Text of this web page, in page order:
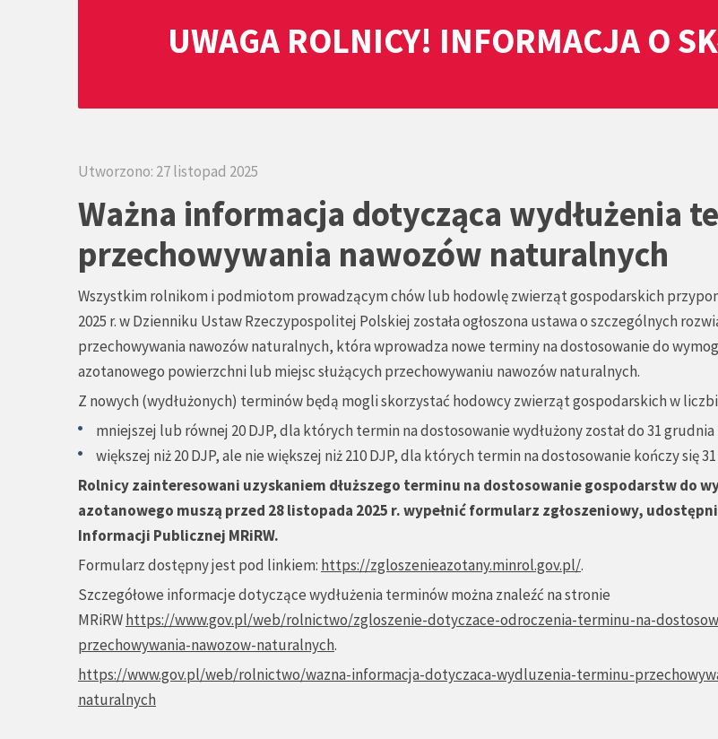
UWAGA ROLNICY! INFORMACJA O
Utworzono: 27 listopad 2025
Ważna informacja dotycząca wydłużenia
przechowywania nawozów naturalnych
Wszystkim rolnikom i podmiotom prowadzącym chów lub hodowlę zwierząt gospodarskich
2025 r. w Dzienniku Ustaw Rzeczypospolitej Polskiej została ogłoszona ustawa o szczególnych
przechowywania nawozów naturalnych, która wprowadza nowe terminy na dostosowanie do
azotanowego powierzchni lub miejsc służących przechowywaniu nawozów naturalnych.
Z nowych (wydłużonych) terminów będą mogli skorzystać hodowcy zwierząt gospodarskich w
mniejszej lub równej 20 DJP, dla których termin na dostosowanie wydłużony został do 31 grudnia
większej niż 20 DJP, ale nie większej niż 210 DJP, dla których termin na dostosowanie kończy się
Rolnicy zainteresowani uzyskaniem dłuższego terminu na dostosowanie gospodarstw do
azotanowego muszą przed 28 listopada 2025 r. wypełnić formularz zgłoszeniowy,
Informacji Publicznej MRiRW.
Formularz dostępny jest pod linkiem: https://zgloszenieazotany.minrol.gov.pl/.
Szczegółowe informacje dotyczące wydłużenia terminów można znaleźć na stronie
MRiRWhttps://www.gov.pl/web/rolnictwo/zgloszenie-dotyczace-odroczenia-terminu-na-
przechowywania-nawozow-naturalnych.
https://www.gov.pl/web/rolnictwo/wazna-informacja-dotyczaca-wydluzenia-terminu-
naturalnych